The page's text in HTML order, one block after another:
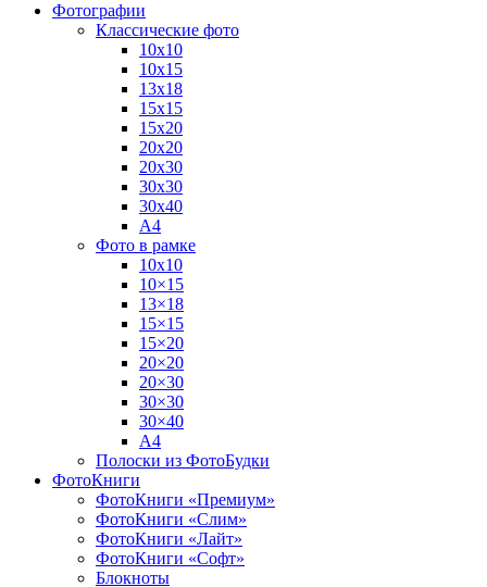
Фотографии
Классические фото
10х10
10х15
13х18
15х15
15х20
20х20
20х30
30х30
30х40
А4
Фото в рамке
10х10
10×15
13×18
15×15
15×20
20×20
20×30
30×30
30×40
A4
Полоски из ФотоБудки
ФотоКниги
ФотоКниги «Премиум»
ФотоКниги «Слим»
ФотоКниги «Лайт»
ФотоКниги «Софт»
Блокноты